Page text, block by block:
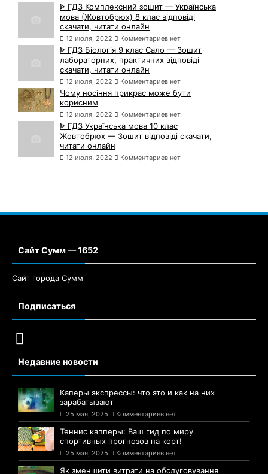
ᐈ ГДЗ Комплексний зошит — Українська
мова (Жовтобрюх) 8 клас відповіді
скачати, читати онлайн
12 июля, 2022 Комментариев нет
ᐈ ГДЗ Біологія 9 клас Сало — Зошит
лабораторних, практичних відповіді
скачати, читати онлайн
12 июля, 2022 Комментариев нет
Чому носіння прикрас може бути
корисним
12 июля, 2022 Комментариев нет
ᐈ ГДЗ Українська мова 10 клас
Жовтобрюх — Зошит відповіді скачати,
читати онлайн
12 июля, 2022 Комментариев нет
Сайт Сумм — 1652
Сайт города Сумм
Подписаться
Недавние новости
Каперы экспрессы: что это и как на них
зарабатывают
25 мая, 2025 Комментариев нет
Теннис капперы: Ваш гид по миру
спортивных прогнозов на корт!
25 мая, 2025 Комментариев нет
Як зменшити витрати на обслуговування